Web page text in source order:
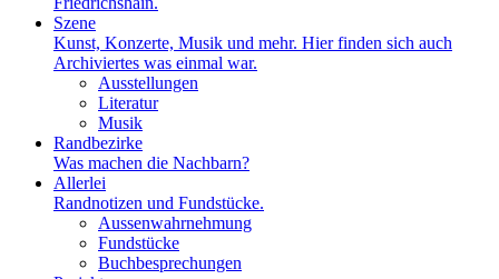
Szene
Kunst, Konzerte, Musik und mehr. Hier finden sich auch
Archiviertes was einmal war.
Ausstellungen
Literatur
Musik
Randbezirke
Was machen die Nachbarn?
Allerlei
Randnotizen und Fundstücke.
Aussenwahrnehmung
Fundstücke
Buchbesprechungen